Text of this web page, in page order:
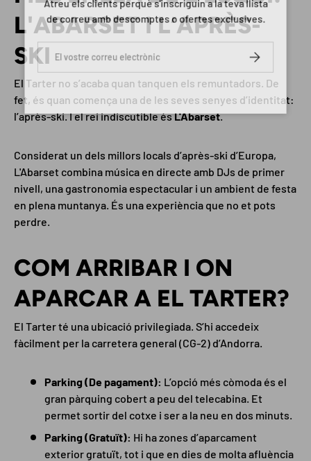
L'ABARSET I L’APRÈS-
SKI
El Tarter no s’acaba quan tanquen els remuntadors. De
fet, és quan comença una de les seves senyes d’identitat:
l’après-ski. I el rei indiscutible ésL'Abarset.
Considerat un dels millors locals d’après-ski d’Europa,
L'Abarset combina música en directe amb DJs de primer
nivell, una gastronomia espectacular i un ambient de festa
en plena muntanya. És una experiència que no et pots
perdre.
COM ARRIBAR I ON
APARCAR A EL TARTER?
El Tarter té una ubicació privilegiada. S’hi accedeix
fàcilment per la carretera general (CG-2) d’Andorra.
Parking (De pagament): L’opció més còmoda és el
gran pàrquing cobert a peu del telecabina. Et
permet sortir del cotxe i ser a la neu en dos minuts.
Parking (Gratuït): Hi ha zones d’aparcament
exterior gratuït, tot i que en dies de molta afluència
de correu amb descomptes o ofertes exclusives.
Correu electrònic